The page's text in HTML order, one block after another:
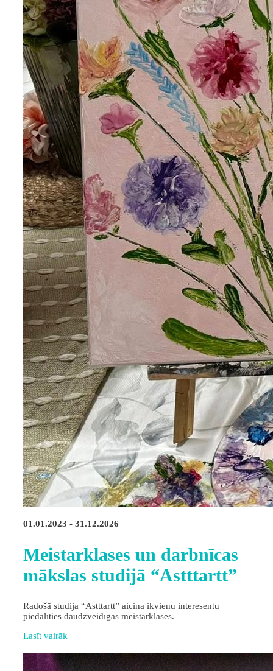
01.01.2023 - 31.12.2026
Meistarklases un darbnīcas
mākslas studijā “Astttartt”
Radošā studija “Astttartt” aicina ikvienu interesentu
piedalīties daudzveidīgās meistarklasēs.
Lasīt vairāk